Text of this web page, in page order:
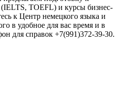
TOEFL) и курсы бизнес-
к Центр немецкого языка и
в удобное для вас время и в
для справок +7(991)372-39-30.